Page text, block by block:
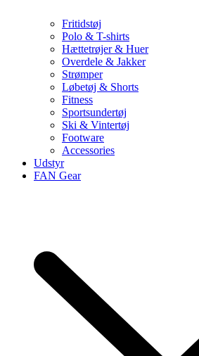
Fritidstøj
Polo & T-shirts
Hættetrøjer & Huer
Overdele & Jakker
Strømper
Løbetøj & Shorts
Fitness
Sportsundertøj
Ski & Vintertøj
Footware
Accessories
Udstyr
FAN Gear